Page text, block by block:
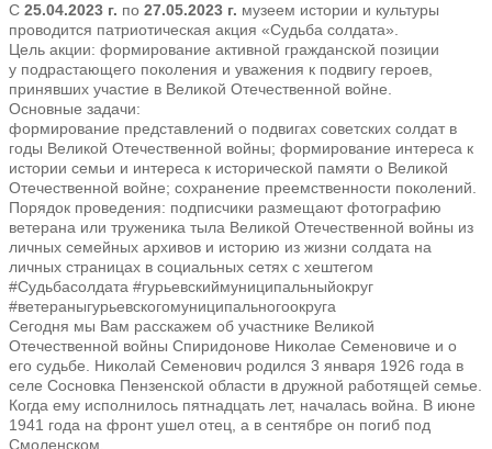
С 25.04.2023 г. по 27.05.2023 г. музеем истории и культуры
проводится патриотическая акция «Судьба солдата».
Цель акции: формирование активной гражданской позиции
у подрастающего поколения и уважения к подвигу героев,
принявших участие в Великой Отечественной войне.
Основные задачи:
формирование представлений о подвигах советских солдат в
годы Великой Отечественной войны; формирование интереса к
истории семьи и интереса к исторической памяти о Великой
Отечественной войне; сохранение преемственности поколений.
Порядок проведения: подписчики размещают фотографию
ветерана или труженика тыла Великой Отечественной войны из
личных семейных архивов и историю из жизни солдата на
личных страницах в социальных сетях с хештегом
#Судьбасолдата #гурьевскиймуниципальныйокруг
#ветераныгурьевскогомуниципальногоокруга
Сегодня мы Вам расскажем об участнике Великой
Отечественной войны Спиридонове Николае Семеновиче и о
его судьбе. Николай Семенович родился 3 января 1926 года в
селе Сосновка Пензенской области в дружной работящей семье.
Когда ему исполнилось пятнадцать лет, началась война. В июне
1941 года на фронт ушел отец, а в сентябре он погиб под
Смоленском.